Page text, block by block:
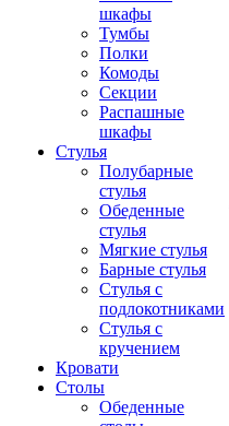
шкафы
Тумбы
Полки
Комоды
Секции
Распашные
шкафы
Стулья
Полубарные
стулья
Обеденные
стулья
Мягкие стулья
Барные стулья
Стулья с
подлокотниками
Стулья с
кручением
Кровати
Столы
Обеденные